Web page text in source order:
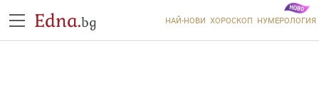
Edna.bg НАЙ-НОВИ ХОРОСКОП НУМЕРОЛОГИЯ